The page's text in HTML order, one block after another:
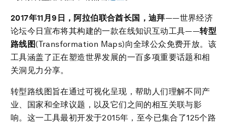
2017年11月9 日，阿拉伯联合酋长国，迪拜——世界经济
论坛今日宣布将其构建的一款在线知识互动工具——转型
路线图(Transformation Maps)向全球公众免费开放。该
工具涵盖了正在塑造世界发展的一百多项重要话题和相
关洞见力分享。
转型路线图旨在通过可视化呈现，帮助人们理解不同产
业、国家和全球议题，以及它们之间的相互关联与影
响。这一工具最初开发于2015年，至今已集合了125个路